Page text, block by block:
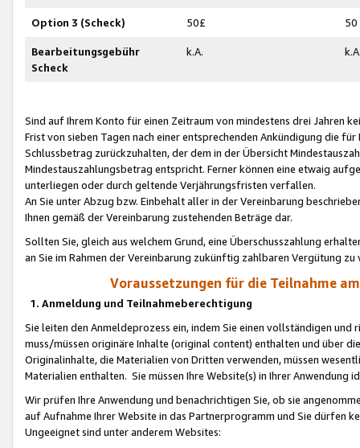
Option 3 (Scheck) 50£ 50
Bearbeitungsgebühr
Scheck
k.A.
Sind auf Ihrem Konto für einen Zeitraum von mindestens drei Jahren
Frist von sieben Tagen nach einer entsprechenden Ankündigung die
Schlussbetrag zurückzuhalten, der dem in der Übersicht
Mindestauszahlungsbetrag entspricht. Ferner können eine etwaig
unterliegen oder durch geltende Verjährungsfristen verfallen.
An Sie unter Abzug bzw. Einbehalt aller in der Vereinbarung
Ihnen gemäß der Vereinbarung zustehenden Beträge dar.
Sollten Sie, gleich aus welchem Grund, eine Überschusszahlung
an Sie im Rahmen der Vereinbarung zukünftig zahlbaren Vergütung zu
Voraussetzungen für die Teilnahme
1. Anmeldung und Teilnahmeberechtigung
Sie leiten den Anmeldeprozess ein, indem Sie einen vollständigen
muss/müssen originäre Inhalte (original content) enthalten und über
Originalinhalte, die Materialien von Dritten verwenden, müssen
Materialien enthalten. Sie müssen Ihre Website(s) in Ihrer Anwendung
Wir prüfen Ihre Anwendung und benachrichtigen Sie, ob sie
auf Aufnahme Ihrer Website in das Partnerprogramm und Sie dürfen
Ungeeignet sind unter anderem Websites: